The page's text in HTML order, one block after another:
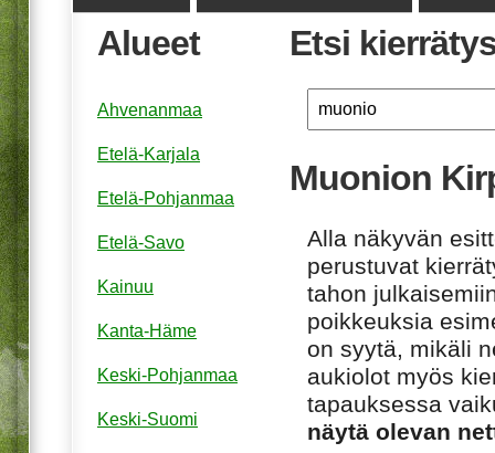
Etsi
Muonion
Alla näkyvän
perustuvat
tahon
poikkeuksia
on syytä, mikäli
aukiolot myös
tapauksessa
näytä olevan
Alueet
Ahvenanmaa
Etelä-Karjala
Etelä-Pohjanmaa
Etelä-Savo
Kainuu
Kanta-Häme
Keski-Pohjanmaa
Keski-Suomi